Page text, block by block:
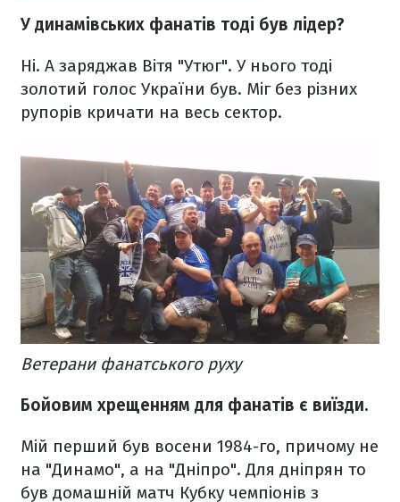
У динамівських фанатів тоді був лідер?
Ні. А заряджав Вітя "Утюг". У нього тоді
золотий голос України був. Міг без різних
рупорів кричати на весь сектор.
Ветерани фанатського руху
Бойовим хрещенням для фанатів є виїзди.
Мій перший був восени 1984-го, причому не
на "Динамо", а на "Дніпро". Для дніпрян то
був домашній матч Кубку чемпіонів з